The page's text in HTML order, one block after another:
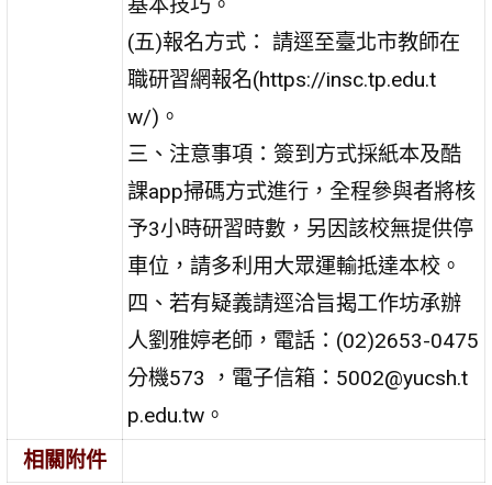
基本技巧。
(五)報名方式： 請逕至臺北市教師在
職研習網報名(https://insc.tp.edu.t
w/)。
三、注意事項：簽到方式採紙本及酷
課app掃碼方式進行，全程參與者將核
予3小時研習時數，另因該校無提供停
車位，請多利用大眾運輸抵達本校。
四、若有疑義請逕洽旨揭工作坊承辦
人劉雅婷老師，電話：(02)2653-0475
分機573 ，電子信箱：5002@yucsh.t
p.edu.tw。
相關附件